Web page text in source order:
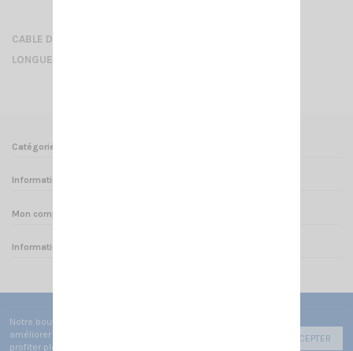
CABLE D'ANTENNE SIGMA AVEC PL 259/6 SOUDEE
LONGUEUR 3.8M
Catégories
Informations
Mon compte
Informations sur votre boutique
Notre boutique utilise des cookies de fonctionnement pour
améliorer votre expérience utilisateur afin de vous faire
profiter pleinement de votre navigation.
ACCEPTER